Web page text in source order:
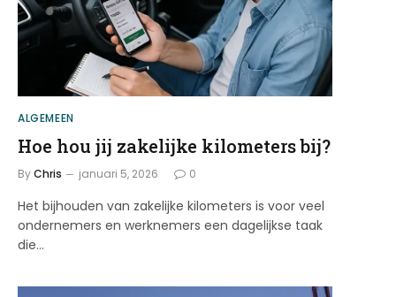
ALGEMEEN
Hoe hou jij zakelijke kilometers bij?
ByChris januari 5, 2026 0
Het bijhouden van zakelijke kilometers is voor veel
ondernemers en werknemers een dagelijkse taak
die…